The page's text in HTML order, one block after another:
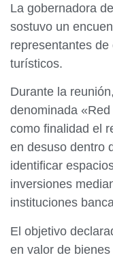
La gobernadora
sostuvo un
representantes
turísticos.
Durante la
denominada
como finalidad el
en desuso dentro
identificar
inversiones
instituciones
El objetivo
en valor de